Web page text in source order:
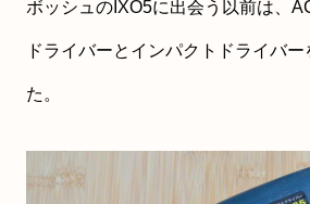
ボッシュのIXO5に出会う以前は、
ドライバーとインパクトドライバ
た。